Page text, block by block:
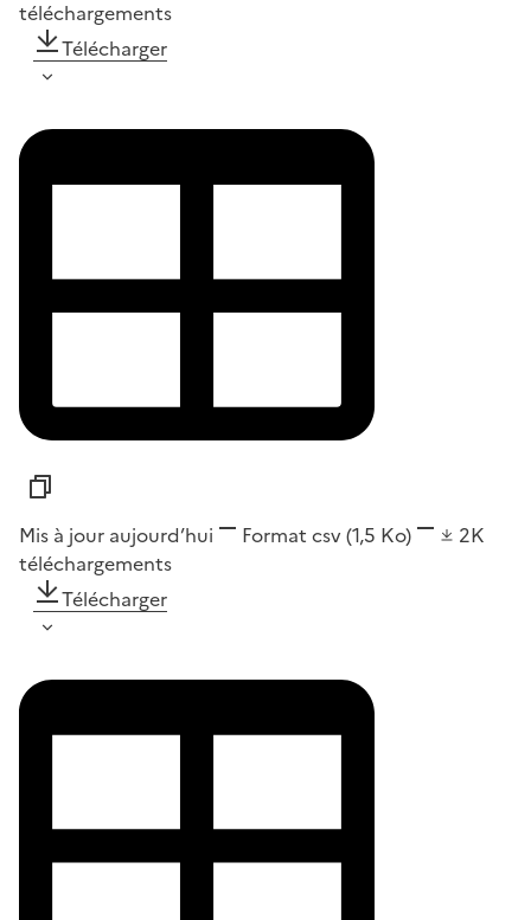
téléchargements
Télécharger
Mis à jour aujourd’hui Format csv(1,5 Ko)
2K
téléchargements
Télécharger